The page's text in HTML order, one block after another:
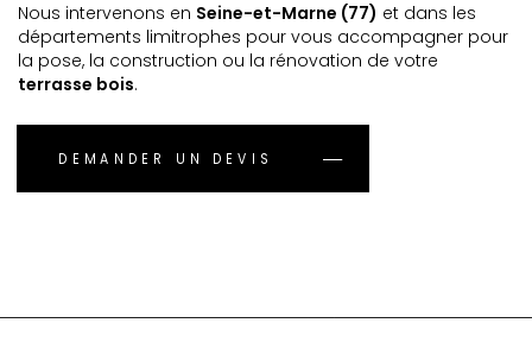
Nous intervenons en Seine-et-Marne (77) et dans les
départements limitrophes pour vous accompagner pour
la pose, la construction ou la rénovation de votre
terrasse bois.
DEMANDER UN DEVIS